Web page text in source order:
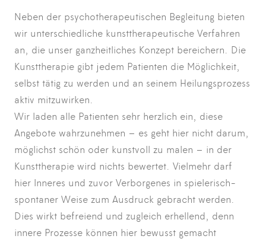
Neben der psychotherapeutischen Begleitung bieten
wir unterschiedliche kunsttherapeutische Verfahren
an, die unser ganzheitliches Konzept bereichern. Die
Kunsttherapie gibt jedem Patienten die Möglichkeit,
selbst tätig zu werden und an seinem Heilungsprozess
aktiv mitzuwirken.
Wir laden alle Patienten sehr herzlich ein, diese
Angebote wahrzunehmen – es geht hier nicht darum,
möglichst schön oder kunstvoll zu malen – in der
Kunsttherapie wird nichts bewertet. Vielmehr darf
hier Inneres und zuvor Verborgenes in spielerisch-
spontaner Weise zum Ausdruck gebracht werden.
Dies wirkt befreiend und zugleich erhellend, denn
innere Prozesse können hier bewusst gemacht